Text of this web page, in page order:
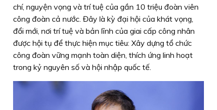
chí, nguyện vọng và trí tuệ của gần 10 triệu đoàn viên
công đoàn cả nước. Đây là kỳ đại hội của khát vọng,
đổi mới, nơi trí tuệ và bản lĩnh của giai cấp công nhân
được hội tụ để thực hiện mục tiêu: Xây dựng tổ chức
công đoàn vững mạnh toàn diện, thích ứng linh hoạt
trong kỷ nguyên số và hội nhập quốc tế.